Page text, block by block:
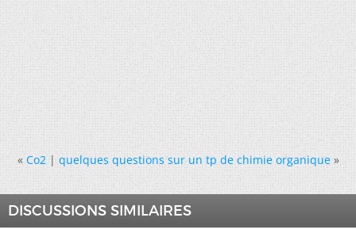
« Co2|quelques questions sur un tp de chimie organique »
DISCUSSIONS SIMILAIRES